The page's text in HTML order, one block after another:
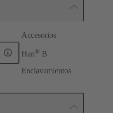
Accesorios
Han® B
Enclavamientos